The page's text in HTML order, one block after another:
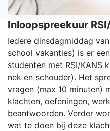
Inloopspreekuur
Iedere dinsdagmiddag
school vakanties) is er
studenten met RSI/KANS
nek en schouder). Het
vragen (max 10 minuten)
klachten, oefeningen,
beantwoorden. Verder
wat te doen bij deze